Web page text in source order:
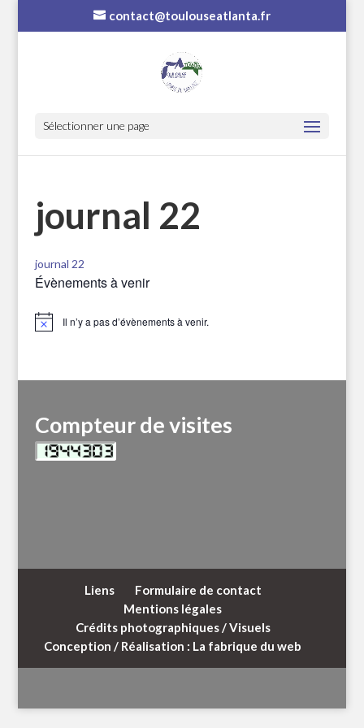
contact@toulouseatlanta.fr
Sélectionner une page
journal 22
journal 22
Évènements à venir
Notice Il n’y a pas d’évènements à venir.
Compteur de visites
Liens
Formulaire de contact
Mentions légales
Crédits photographiques / Visuels
Conception / Réalisation : La fabrique du web